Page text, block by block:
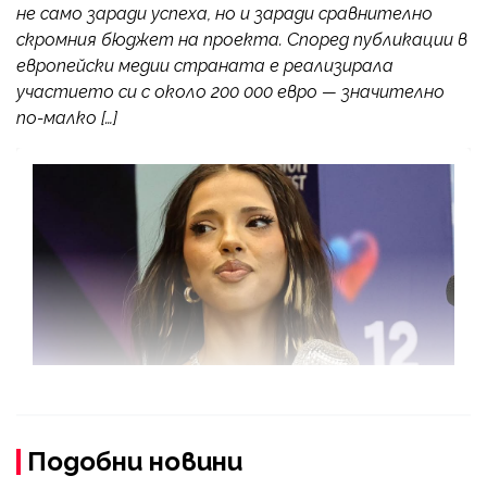
не само заради успеха, но и заради сравнително
скромния бюджет на проекта. Според публикации в
европейски медии страната е реализирала
участието си с около 200 000 евро — значително
по-малко […]
Подобни новини